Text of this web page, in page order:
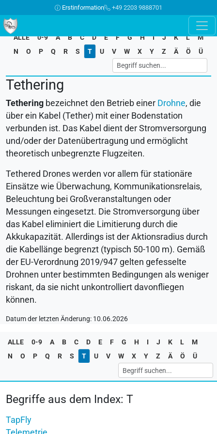
Erstinformation +49 2203 9888701
ALLE 0-9 A B C D E F G H I J K L
M
N
O P Q R S T U V W X Y Z Ä Ö Ü
Tethering
Tethering bezeichnet den Betrieb einer Drohne, die
über ein Kabel (Tether) mit einer Bodenstation
verbunden ist. Das Kabel dient der Stromversorgung
und/oder der Datenübertragung und ermöglicht
theoretisch unbegrenzte Flugzeiten.
Tethered Drones werden vor allem für stationäre
Einsätze wie Überwachung, Kommunikationsrelais,
Beleuchtung bei Großveranstaltungen oder
Messungen eingesetzt. Die Stromversorgung über
das Kabel eliminiert die Limitierung durch die
Akkukapazität. Allerdings ist der Aktionsradius durch
die Kabellänge begrenzt (typisch 50-100 m). Gemäß
der EU-Verordnung 2019/947 gelten gefesselte
Drohnen unter bestimmten Bedingungen als weniger
riskant, da sie nicht unkontrolliert davonfliegen
können.
Datum der letzten Änderung: 10.06.2026
ALLE 0-9 A B C D E F G H I J K L
M
N
O P Q R S T U V W X Y Z Ä Ö Ü
Begriffe aus dem Index: T
TapFly